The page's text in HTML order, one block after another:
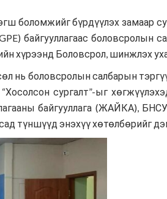
ой
Хүүхдийн эрхийн засаглал
хөтөлбөр
Боловсролын хөтөлбөр
Хүүхдийн ядуурлыг
бууруулах хөтөлбөр
Эрүүл мэндийн төсөл
Хүмүүнлэгийн тусламж/Уур
амьсгалын өөрчлөлтийн
Кампанит ажил
боломжийг бүрдүүлэх замаар
байгууллагаас боловсролын
хүрээнд Боловсрол, шинжлэх
нь боловсролын салбарын
сургалт”-ыг
байгууллага (ЖАЙКА),
түншүүд энэхүү хөтөлбөрийг